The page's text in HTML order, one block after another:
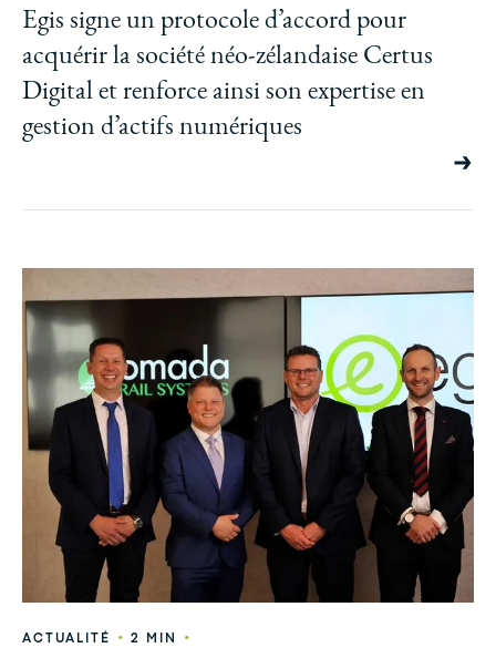
Egis signe un protocole d’accord pour
acquérir la société néo-zélandaise Certus
Digital et renforce ainsi son expertise en
gestion d’actifs numériques
ACTUALITÉ • 2 MIN •